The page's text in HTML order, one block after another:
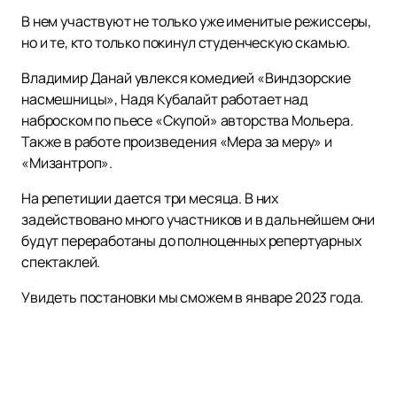
В нем участвуют не только уже именитые режиссеры,
но и те, кто только покинул студенческую скамью.
Владимир Данай увлекся комедией «Виндзорские
насмешницы», Надя Кубалайт работает над
наброском по пьесе «Скупой» авторства Мольера.
Также в работе произведения «Мера за меру» и
«Мизантроп».
На репетиции дается три месяца. В них
задействовано много участников и в дальнейшем они
будут переработаны до полноценных репертуарных
спектаклей.
Увидеть постановки мы сможем в январе 2023 года.